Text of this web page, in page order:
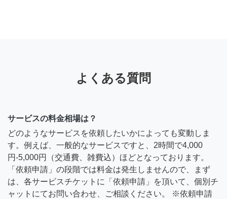
よくある質問
サービスの料金相場は？
どのようなサービスを依頼したいかによっても変動しま
す。例えば、一般的なサービスですと、2時間で4,000
円-5,000円（交通費、雑費込）ほどとなっております。
「依頼申請」の段階では料金は発生しませんので、まず
は、各サービスチケットに「依頼申請」を頂いて、個別チ
ャットにてお問い合わせ、ご相談ください。 ※依頼申請